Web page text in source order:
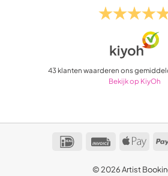
43 klanten waarderen ons
Bekijk op KiyOh
© 2026 Artist
IDeal Invoice